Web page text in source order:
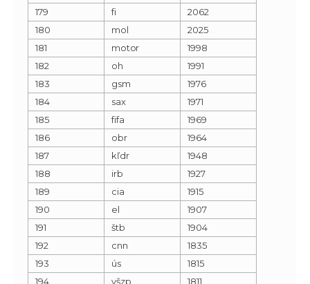
179
fi
2062
180
mol
2025
181
motor
1998
182
oh
1991
183
gsm
1976
184
sax
1971
185
fifa
1969
186
obr
1964
187
kľdr
1948
188
irb
1927
189
cia
1915
190
el
1907
191
štb
1904
192
cnn
1835
193
ús
1815
194
všzp 1811